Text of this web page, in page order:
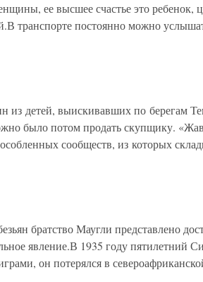
ее высшее счастье это ребенок,
транспорте постоянно можно
детей, выискивавших по берегам
было потом продать скупщику.
сообществ, из которых
братство Маугли представлено
явление.В 1935 году пятилетний
он потерялся в